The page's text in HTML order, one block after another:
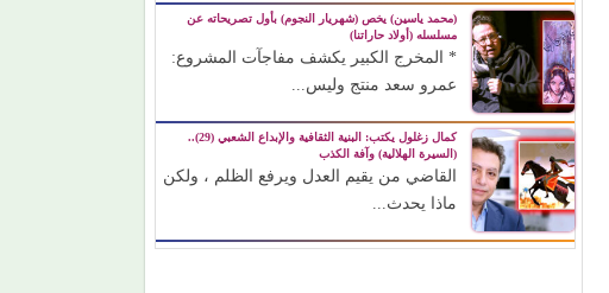
(محمد ياسين) يخص (شهريار النجوم) بأول تصريحاته عن
مسلسله (أولاد حاراتنا)
* المخرج الكبير يكشف مفاجآت المشروع:
عمرو سعد منتج وليس...
كمال زغلول يكتب: البنية الثقافية والإبداع الشعبي (29)..
(السيرة الهلالية) وآفة الكذب
القاضي من يقيم العدل ويرفع الظلم ، ولكن
ماذا يحدث...